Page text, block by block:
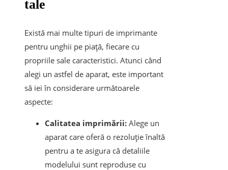
tale
Există mai multe tipuri de imprimante
pentru unghii pe piață, fiecare cu
propriile sale caracteristici. Atunci când
alegi un astfel de aparat, este important
să iei în considerare următoarele
aspecte:
Calitatea imprimării: Alege un
aparat care oferă o rezoluție înaltă
pentru a te asigura că detaliile
modelului sunt reproduse cu